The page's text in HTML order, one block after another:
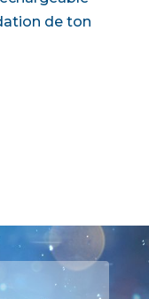
de ton